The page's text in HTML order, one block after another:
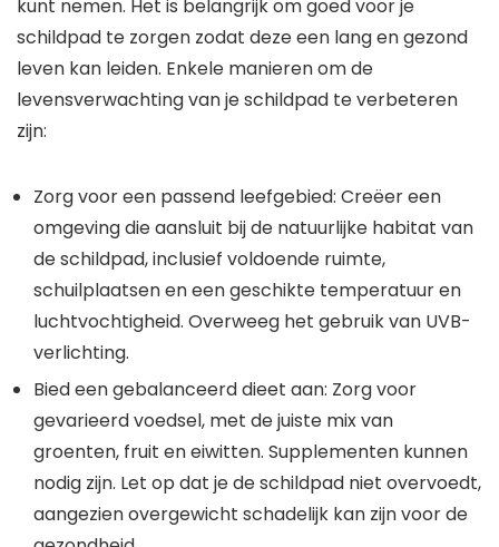
kunt nemen. Het is belangrijk om goed voor je
schildpad te zorgen zodat deze een lang en gezond
leven kan leiden. Enkele manieren om de
levensverwachting van je schildpad te verbeteren
zijn:
Zorg voor een passend leefgebied: Creëer een
omgeving die aansluit bij de natuurlijke habitat van
de schildpad, inclusief voldoende ruimte,
schuilplaatsen en een geschikte temperatuur en
luchtvochtigheid. Overweeg het gebruik van UVB-
verlichting.
Bied een gebalanceerd dieet aan: Zorg voor
gevarieerd voedsel, met de juiste mix van
groenten, fruit en eiwitten. Supplementen kunnen
nodig zijn. Let op dat je de schildpad niet overvoedt,
aangezien overgewicht schadelijk kan zijn voor de